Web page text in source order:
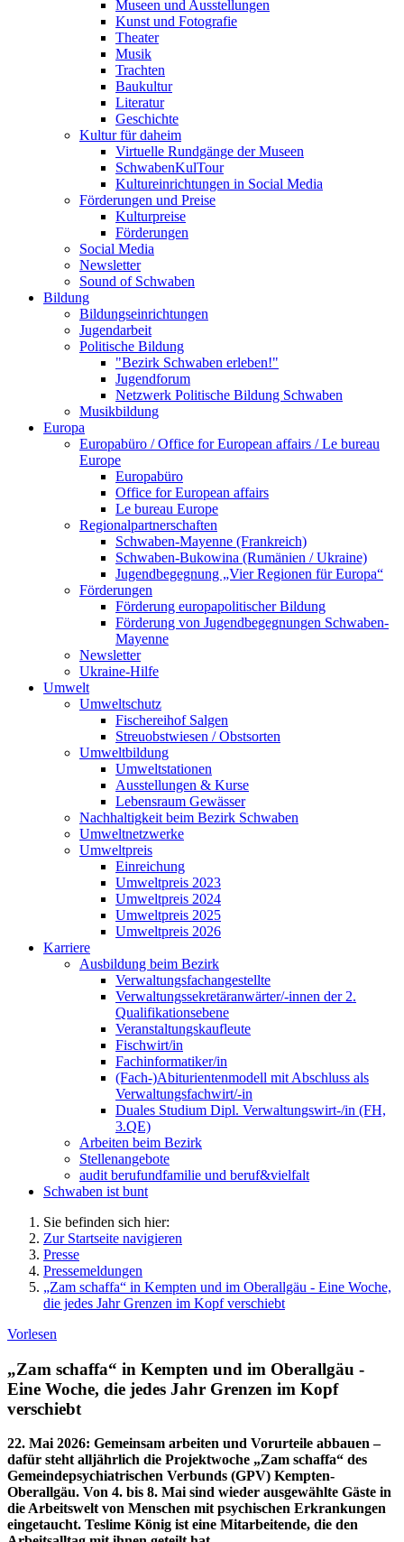
Museen und Ausstellungen
Kunst und Fotografie
Theater
Musik
Trachten
Baukultur
Literatur
Geschichte
Kultur für daheim
Virtuelle Rundgänge der Museen
SchwabenKulTour
Kultureinrichtungen in Social Media
Förderungen und Preise
Kulturpreise
Förderungen
Social Media
Newsletter
Sound of Schwaben
Bildung
Bildungseinrichtungen
Jugendarbeit
Politische Bildung
"Bezirk Schwaben erleben!"
Jugendforum
Netzwerk Politische Bildung Schwaben
Musikbildung
Europa
Europabüro / Office for European affairs / Le bureau
Europe
Europabüro
Office for European affairs
Le bureau Europe
Regionalpartnerschaften
Schwaben-Mayenne (Frankreich)
Schwaben-Bukowina (Rumänien / Ukraine)
Jugendbegegnung „Vier Regionen für Europa“
Förderungen
Förderung europapolitischer Bildung
Förderung von Jugendbegegnungen Schwaben-
Mayenne
Newsletter
Ukraine-Hilfe
Umwelt
Umweltschutz
Fischereihof Salgen
Streuobstwiesen / Obstsorten
Umweltbildung
Umweltstationen
Ausstellungen & Kurse
Lebensraum Gewässer
Nachhaltigkeit beim Bezirk Schwaben
Umweltnetzwerke
Umweltpreis
Einreichung
Umweltpreis 2023
Umweltpreis 2024
Umweltpreis 2025
Umweltpreis 2026
Karriere
Ausbildung beim Bezirk
Verwaltungsfachangestellte
Verwaltungssekretäranwärter/-innen der 2.
Qualifikationsebene
Veranstaltungskaufleute
Fischwirt/in
Fachinformatiker/in
(Fach-)Abiturientenmodell mit Abschluss als
Verwaltungsfachwirt/-in
Duales Studium Dipl. Verwaltungswirt-/in (FH,
3.QE)
Arbeiten beim Bezirk
Stellenangebote
audit berufundfamilie und beruf&vielfalt
Schwaben ist bunt
Sie befinden sich hier:
Zur Startseite navigieren
Presse
Pressemeldungen
„Zam schaffa“ in Kempten und im Oberallgäu - Eine Woche,
die jedes Jahr Grenzen im Kopf verschiebt
Vorlesen
„Zam schaffa“ in Kempten und im Oberallgäu -
Eine Woche, die jedes Jahr Grenzen im Kopf
verschiebt
22. Mai 2026: Gemeinsam arbeiten und Vorurteile abbauen –
dafür steht alljährlich die Projektwoche „Zam schaffa“ des
Gemeindepsychiatrischen Verbunds (GPV) Kempten-
Oberallgäu. Von 4. bis 8. Mai sind wieder ausgewählte Gäste in
die Arbeitswelt von Menschen mit psychischen Erkrankungen
eingetaucht. Teslime König ist eine Mitarbeitende, die den